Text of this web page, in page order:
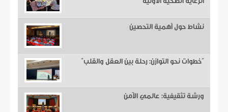
نشاط حول أهمية التحصين
“خطوات نحو التوازن: رحلة بين العقل والقلب”
ورشة تثقيفية: عالمي الآمن